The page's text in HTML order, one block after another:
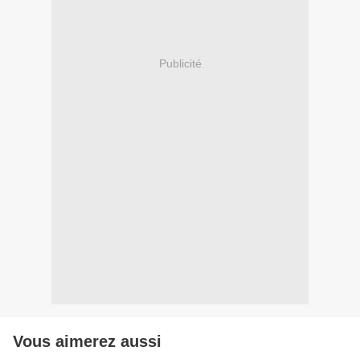
Publicité
Vous aimerez aussi